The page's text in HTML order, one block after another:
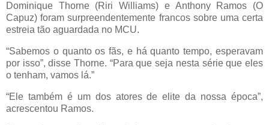
Dominique Thorne (Riri Williams) e Anthony Ramos (O
Capuz) foram surpreendentemente francos sobre uma certa
estreia tão aguardada no MCU.
“Sabemos o quanto os fãs, e há quanto tempo, esperavam
por isso”, disse Thorne. “Para que seja nesta série que eles
o tenham, vamos lá.”
“Ele também é um dos atores de elite da nossa época”,
acrescentou Ramos.